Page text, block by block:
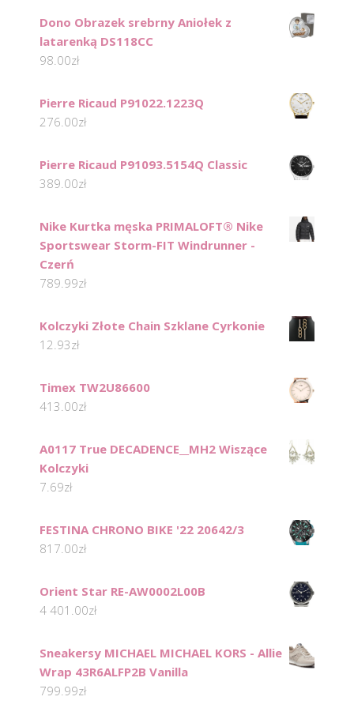
Dono Obrazek srebrny Aniołek z
latarenką DS118CC
98.00zł
Pierre Ricaud P91022.1223Q
276.00zł
Pierre Ricaud P91093.5154Q Classic
389.00zł
Nike Kurtka męska PRIMALOFT® Nike
Sportswear Storm-FIT Windrunner -
Czerń
789.99zł
Kolczyki Złote Chain Szklane Cyrkonie
12.93zł
Timex TW2U86600
413.00zł
A0117 True DECADENCE__MH2 Wiszące
Kolczyki
7.69zł
FESTINA CHRONO BIKE '22 20642/3
817.00zł
Orient Star RE-AW0002L00B
4 401.00zł
Sneakersy MICHAEL MICHAEL KORS - Allie
Wrap 43R6ALFP2B Vanilla
799.99zł